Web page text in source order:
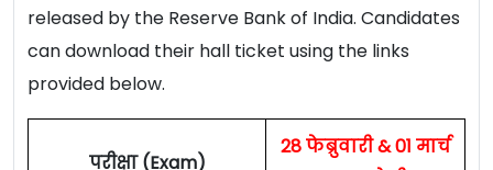
released by the Reserve Bank of India. Candidates
can download their hall ticket using the links
provided below.
परीक्षा (Exam)
28 फेब्रुवारी & 01 मार्च